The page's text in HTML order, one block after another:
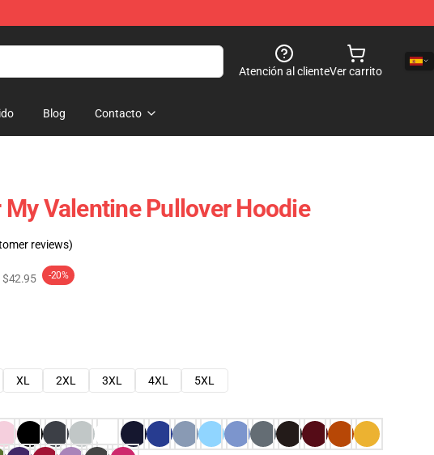
Atención al clienteVer carrito
Blog Contacto
My Valentine Pullover Hoodie
reviews)
$42.95 -20%
XL 2XL 3XL 4XL
5XL